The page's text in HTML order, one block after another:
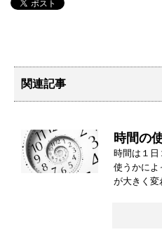
関連記事
時間の
時間は１日
使うかによ
が大きく変